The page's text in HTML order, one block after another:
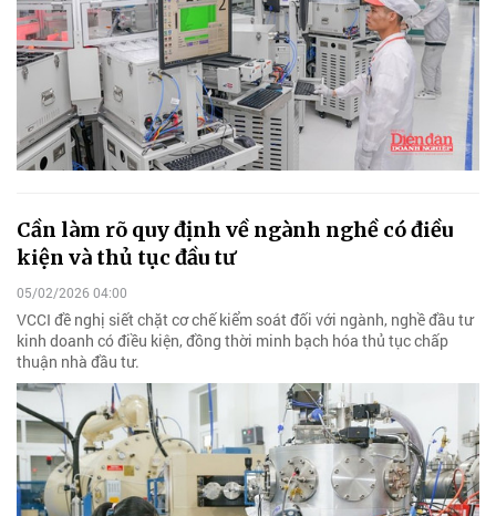
Cần làm rõ quy định về ngành nghề có điều
kiện và thủ tục đầu tư
05/02/2026 04:00
VCCI đề nghị siết chặt cơ chế kiểm soát đối với ngành, nghề đầu tư
kinh doanh có điều kiện, đồng thời minh bạch hóa thủ tục chấp
thuận nhà đầu tư.